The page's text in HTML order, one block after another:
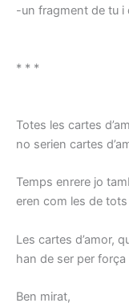
-un fragment de tu i
* * *
Totes les cartes
no serien cartes
Temps enrere jo
eren com les de
Les cartes d’amor,
han de ser per força
Ben mirat,